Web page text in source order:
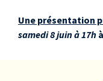
JEUDI 7 FÉVRIER
18:30
Une présentation
samedi 8 juin à 17h